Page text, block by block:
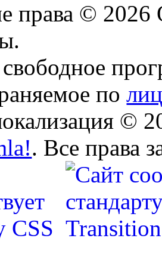
права © 2026
по
©
. Все права